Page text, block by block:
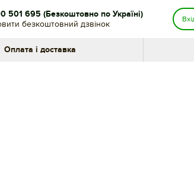
501 695 (Безкоштовно по Україні)
безкоштовний дзвінок
Оплата і доставка